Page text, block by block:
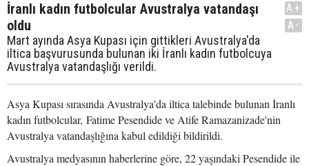
İranlı kadın futbolcular Avustralya vatandaşı
oldu
Mart ayında Asya Kupası için gittikleri Avustralya'da
iltica başvurusunda bulunan iki İranlı kadın futbolcuya
Avustralya vatandaşlığı verildi.
A+
A-
Asya Kupası sırasında Avustralya'da iltica talebinde bulunan İranlı
kadın futbolcular, Fatime Pesendide ve Atife Ramazanizade'nin
Avustralya vatandaşlığına kabul edildiği bildirildi.
Avustralya medyasının haberlerine göre, 22 yaşındaki Pesendide ile